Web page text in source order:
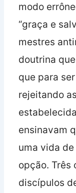
modo
“graça e
mestres
doutrina
que para
rejeitando
ensinavam
uma vida
opção. Três
discípulos